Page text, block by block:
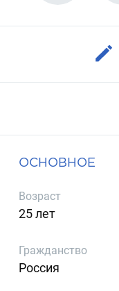
ОСНОВНОЕ
Возраст
25 лет
Гражданство
Россия